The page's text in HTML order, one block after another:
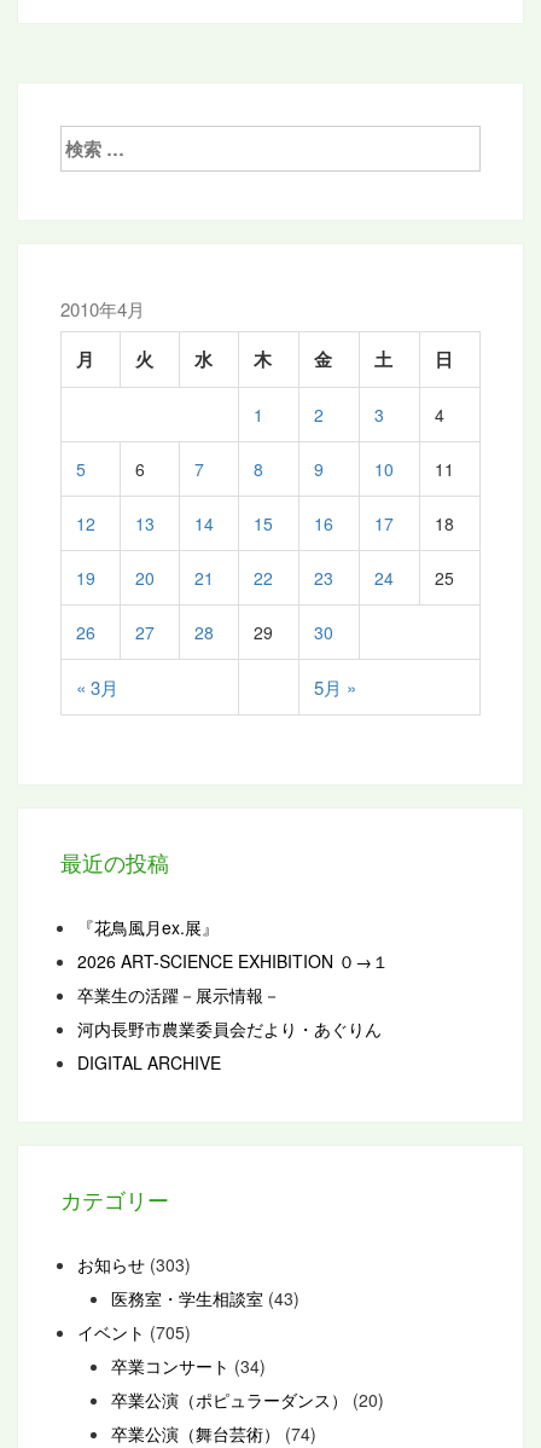
検
索:
2010年4月
月 火 水 木 金 土 日
« 3月 5月 »
1 2 3 4
5 6 7 8 9 10 11
12 13 14 15 16 17 18
19 20 21 22 23 24 25
26 27 28 29 30
最近の投稿
『花鳥風月ex.展』
2026 ART-SCIENCE EXHIBITION ０→１
卒業生の活躍－展示情報－
河内長野市農業委員会だより・あぐりん
DIGITAL ARCHIVE
カテゴリー
お知らせ (303)
医務室・学生相談室 (43)
イベント (705)
卒業コンサート (34)
卒業公演（ポピュラーダンス）
(20)
卒業公演（舞台芸術）
(74)